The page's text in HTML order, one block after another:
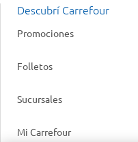
Descubrí Carrefour
Promociones
Folletos
Sucursales
Mi Carrefour